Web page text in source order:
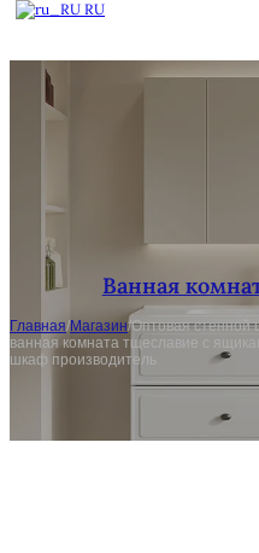
RU
Ванная
Главная/Магазин/Оптовая стенной
ванная комната тщеславие с
шкаф производитель